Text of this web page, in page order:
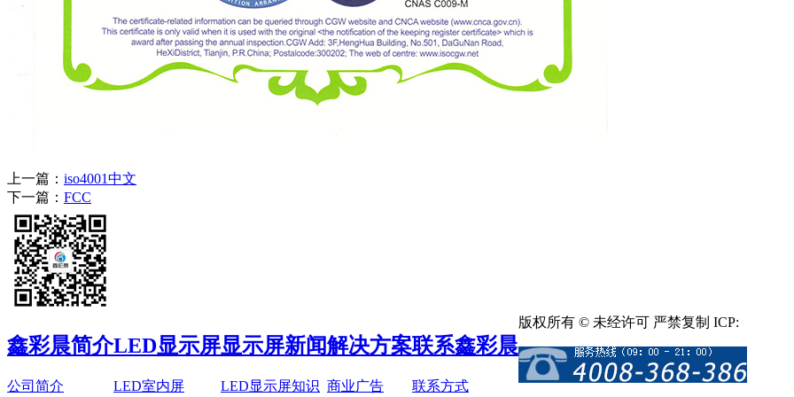
P4户外全彩LED显示屏
户外...
户外P4.81租赁全彩LED
上一篇： iso4001中文
下一篇： FCC
鑫彩晨简介
公司简介
LED显示屏
LED室内屏
显示屏新闻
LED显示屏知识
解决方案
商业广告
联系鑫彩晨
联系方式
版权所有 © 未经许可 严禁复制 ICP: